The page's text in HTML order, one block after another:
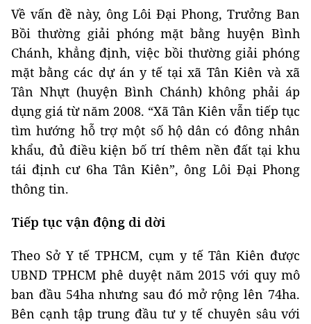
Về vấn đề này, ông Lôi Đại Phong, Trưởng Ban
Bồi thường giải phóng mặt bằng huyện Bình
Chánh, khẳng định, việc bồi thường giải phóng
mặt bằng các dự án y tế tại xã Tân Kiên và xã
Tân Nhựt (huyện Bình Chánh) không phải áp
dụng giá từ năm 2008. “Xã Tân Kiên vẫn tiếp tục
tìm hướng hỗ trợ một số hộ dân có đông nhân
khẩu, đủ điều kiện bố trí thêm nền đất tại khu
tái định cư 6ha Tân Kiên”, ông Lôi Đại Phong
thông tin.
Tiếp tục vận động di dời
Theo Sở Y tế TPHCM, cụm y tế Tân Kiên được
UBND TPHCM phê duyệt năm 2015 với quy mô
ban đầu 54ha nhưng sau đó mở rộng lên 74ha.
Bên cạnh tập trung đầu tư y tế chuyên sâu với